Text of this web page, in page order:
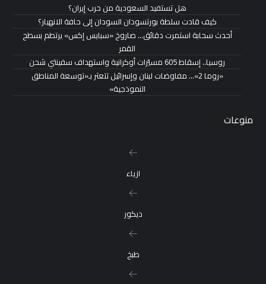
هل تستفيد السعودية من حرب إيران؟
كيف قادت سلطة بورتسودان السودان إلى حافة الانهيار؟
أحدث سحابة استمرت دقائق… صاروخ «سبايس إكس» يرتطم بسطح
القمر
روسيا.. إسقاط 605 مسيّرات أوكرانية واستهداف سفينتي شحن
«روما 2»… مفاوضات لبنان وإسرائيل تتعثر بـ«توسعة المناطق
النموذجية»
منوعات
ازياء
ديكور
طبخ